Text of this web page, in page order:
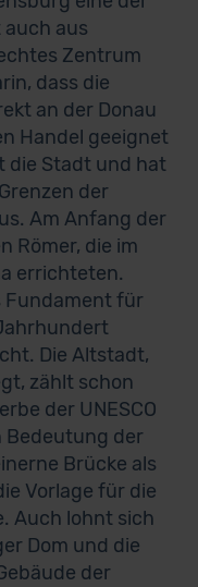
aus
Zentrum
dass die
an der Donau
Handel geeignet
die Stadt und hat
der
Am Anfang der
Römer, die im
errichteten.
Fundament für
Die Altstadt,
zählt schon
der UNESCO
Bedeutung der
Brücke als
Vorlage für die
Auch lohnt sich
Dom und die
der